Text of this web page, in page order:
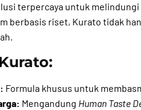
terpercaya untuk
berbasis riset, Kurato tidak
Formula khusus untuk
Mengandung Human Taste